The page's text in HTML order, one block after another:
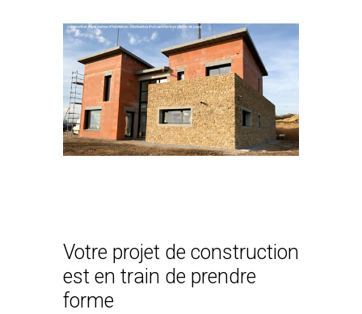
Votre projet de construction
est en train de prendre
forme